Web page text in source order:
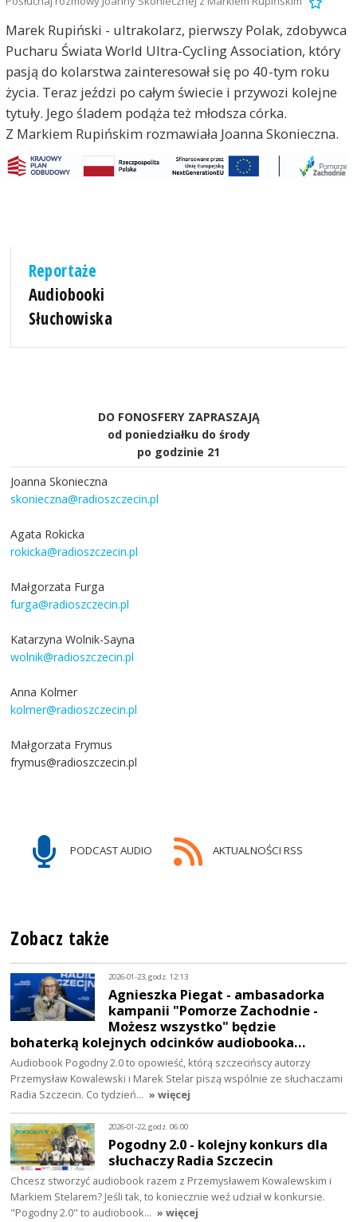
Marek Rupiński - ultrakolarz, pierwszy Polak, zdobywca
Pucharu Świata World Ultra-Cycling Association, który
pasją do kolarstwa zainteresował się po 40-tym roku
życia. Teraz jeździ po całym świecie i przywozi kolejne
tytuły. Jego śladem podąża też młodsza córka.
Z Markiem Rupińskim rozmawiała Joanna Skonieczna.
Reportaże
Audiobooki
Słuchowiska
DO FONOSFERY ZAPRASZAJĄ
od poniedziałku do środy
po godzinie 21
Joanna Skonieczna
skonieczna@radioszczecin.pl
Agata Rokicka
rokicka@radioszczecin.pl
Małgorzata Furga
furga@radioszczecin.pl
Katarzyna Wolnik-Sayna
wolnik@radioszczecin.pl
Anna Kolmer
kolmer@radioszczecin.pl
Małgorzata Frymus
frymus@radioszczecin.pl
PODCAST AUDIO AKTUALNOŚCI RSS
Zobacz także
2026-01-23, godz. 12:13
Agnieszka Piegat - ambasadorka
kampanii "Pomorze Zachodnie -
Możesz wszystko" będzie
bohaterką kolejnych odcinków audiobooka…
Audiobook Pogodny 2.0 to opowieść, którą szczecińscy autorzy
Przemysław Kowalewski i Marek Stelar piszą wspólnie ze słuchaczami
Radia Szczecin. Co tydzień… » więcej
2026-01-22, godz. 06:00
Pogodny 2.0 - kolejny konkurs dla
słuchaczy Radia Szczecin
Chcesz stworzyć audiobook razem z Przemysławem Kowalewskim i
Markiem Stelarem? Jeśli tak, to koniecznie weź udział w konkursie.
"Pogodny 2.0" to audiobook… » więcej